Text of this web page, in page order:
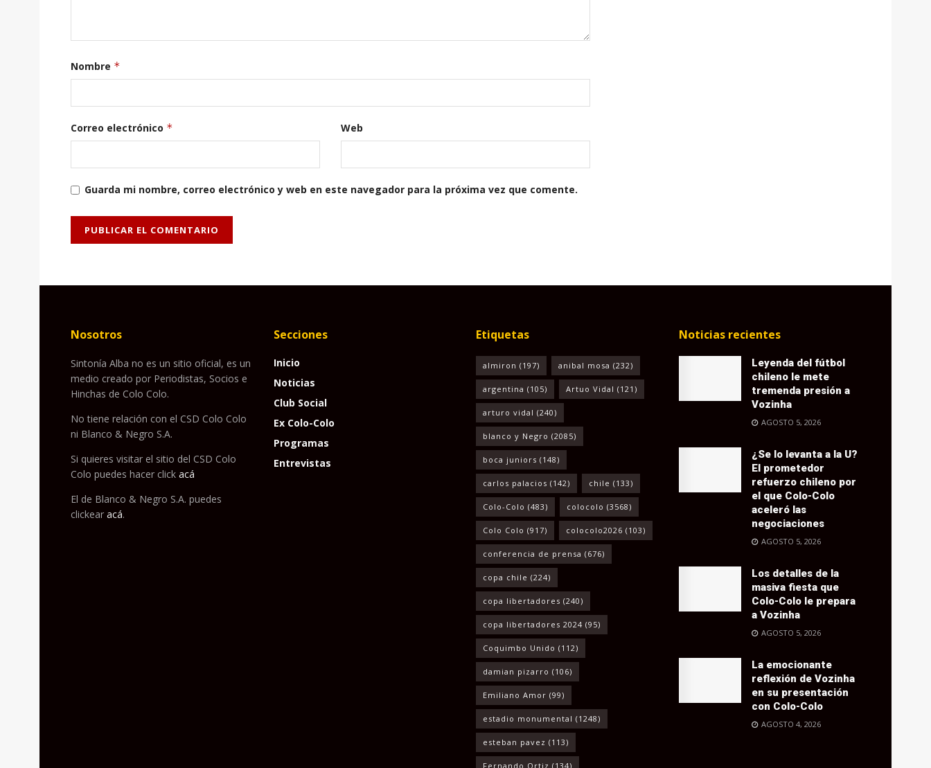
Nombre *
Correo electrónico * Web
Guarda mi nombre, correo electrónico y web en este navegador para la próxima vez que comente.
Nosotros
Sintonía Alba no es un sitio oficial, es un
medio creado por Periodistas, Socios e
Hinchas de Colo Colo.
No tiene relación con el CSD Colo Colo
ni Blanco & Negro S.A.
Si quieres visitar el sitio del CSD Colo
Colo puedes hacer click acá
El de Blanco & Negro S.A. puedes
clickear acá.
Secciones
Inicio
Noticias
Club Social
Ex Colo-Colo
Programas
Entrevistas
Etiquetas
almiron (197) anibal mosa (232)
argentina (105) Artuo Vidal (121)
arturo vidal (240)
blanco y Negro (2085)
boca juniors (148)
carlos palacios (142) chile (133)
Colo-Colo (483) colocolo (3568)
Colo Colo (917) colocolo2026 (103)
conferencia de prensa (676)
copa chile (224)
copa libertadores (240)
copa libertadores 2024 (95)
Coquimbo Unido (112)
damian pizarro (106)
Emiliano Amor (99)
estadio monumental (1248)
esteban pavez (113)
Fernando Ortiz (134)
Noticias recientes
Leyenda del fútbol
chileno le mete
tremenda presión a
Vozinha
AGOSTO 5, 2026
¿Se lo levanta a la U?
El prometedor
refuerzo chileno por
el que Colo-Colo
aceleró las
negociaciones
AGOSTO 5, 2026
Los detalles de la
masiva fiesta que
Colo-Colo le prepara
a Vozinha
AGOSTO 5, 2026
La emocionante
reflexión de Vozinha
en su presentación
con Colo-Colo
AGOSTO 4, 2026